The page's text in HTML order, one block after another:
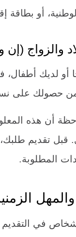
أو
والزواج
أو لديك
من حصولك على
أن هذه
قبل تقديم
المطلوبة.
في